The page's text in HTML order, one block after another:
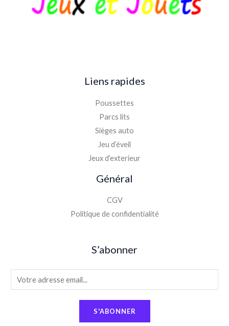
Liens rapides
Poussettes
Parcs lits
Sièges auto
Jeu d’éveil
Jeux d’exterieur
Général
CGV
Politique de confidentialité
S’abonner
m
S'ABONNER